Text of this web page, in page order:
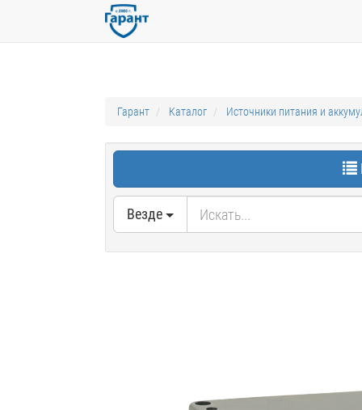
Гарант Каталог Источники питания и
Везде